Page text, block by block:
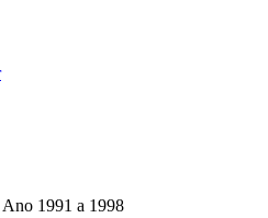
1991 a 1998